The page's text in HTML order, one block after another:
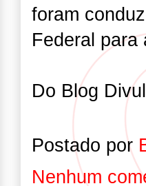
foram
Federal para
Do Blog
Postado por
Nenhum